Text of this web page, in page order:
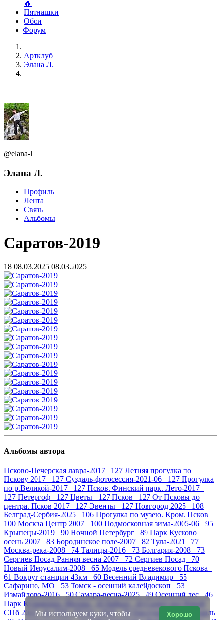
🔥
Пятнашки
Обои
Форум
Артклуб
Элана Л.
@elana-l
Элана Л.
Профиль
Лента
Связь
Альбомы
Саратов-2019
18 08.03.2025 08.03.2025
Альбомы автора
Псково-Печерская лавра-2017 127 Летняя прогулка по
Пскову 2017 127 Суздаль-фотосессия-2021-06 127 Прогулка
по р.Великой-2017 127 Псков. Финский парк. Лето-2017
127 Петергоф 127 Цветы 127 Псков 127 От Псковы до
центра. Псков 2017 127 Эвенты 127 Новгород 2025 108
Белград-Сербия-2025 106 Прогулка по музею. Кром. Псков
100 Москва Центр 2007 100 Подмосковная зима-2005-06 95
Крыпецы-2019 90 Ночной Петербург 89 Парк Кусково
осень 2007 83 Бородинское поле-2007 82 Тула-2021 77
Москва-река-2008 74 Талицы-2016 73 Болгария-2008 73
Сергиев Посад Ранняя весна 2007 72 Сергиев Посад 70
Новый Иерусалим-2008 65 Модель средневекового Пскова
61 Вокруг станции 43км 60 Весенний Владимир 55
Сафарино, МО 53 Томск - осенний калейдоскоп 53
Измайлово-2016 50Самара-весна-2025 49Осенний лес 46
Парк Кузьминки. Москва 43
СПб 2015 41ДТК «РУЗА» 2018 39 Текстуры 38Ярославль
Хорошо
Мы используем куки, чтобы